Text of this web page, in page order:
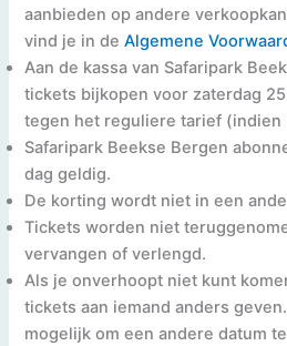
aanbieden op andere
vind je in deAlgemene
Aan de kassa van Safaripark
tickets bijkopen voor zaterdag
tegen het reguliere tarief (indien
Safaripark Beekse Bergen
dag geldig.
De korting wordt niet in een
Tickets worden niet
vervangen of verlengd.
Als je onverhoopt niet kunt
tickets aan iemand anders
mogelijk om een andere datum